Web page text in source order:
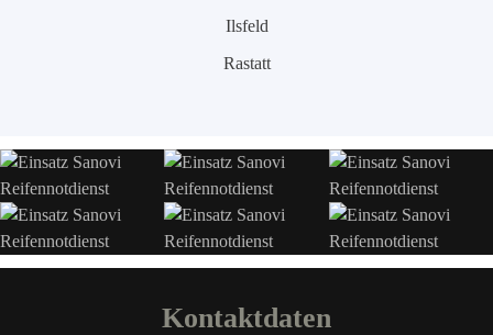
Ilsfeld
Rastatt
Kontaktdaten